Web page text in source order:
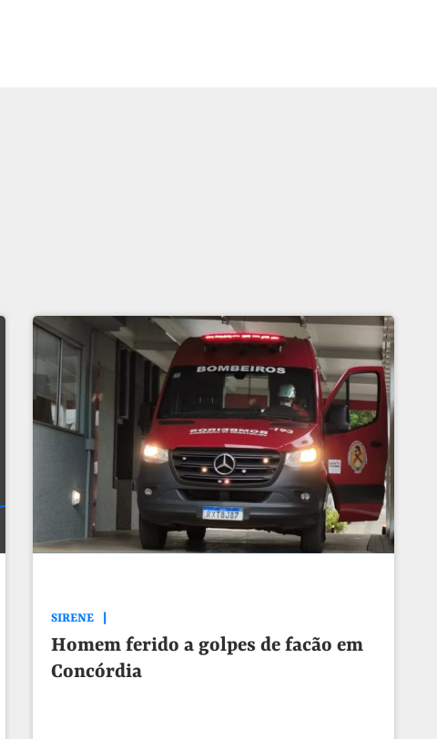
SIRENE
Homem ferido a golpes de facão em
Concórdia